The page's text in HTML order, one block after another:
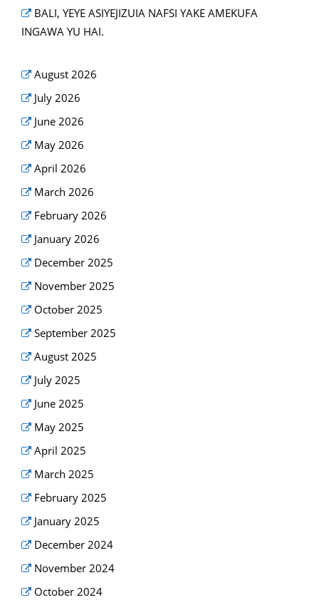
BALI, YEYE ASIYEJIZUIA NAFSI YAKE AMEKUFA
INGAWA YU HAI.
August 2026
July 2026
June 2026
May 2026
April 2026
March 2026
February 2026
January 2026
December 2025
November 2025
October 2025
September 2025
August 2025
July 2025
June 2025
May 2025
April 2025
March 2025
February 2025
January 2025
December 2024
November 2024
October 2024